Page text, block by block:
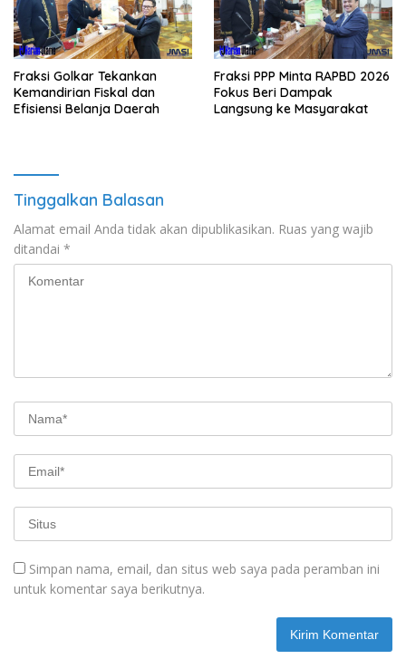
Fraksi Golkar Tekankan
Kemandirian Fiskal dan
Efisiensi Belanja Daerah
Fraksi PPP Minta RAPBD 2026
Fokus Beri Dampak
Langsung ke Masyarakat
Tinggalkan Balasan
Alamat email Anda tidak akan dipublikasikan. Ruas yang wajib
ditandai *
Simpan nama, email, dan situs web saya pada peramban ini
untuk komentar saya berikutnya.